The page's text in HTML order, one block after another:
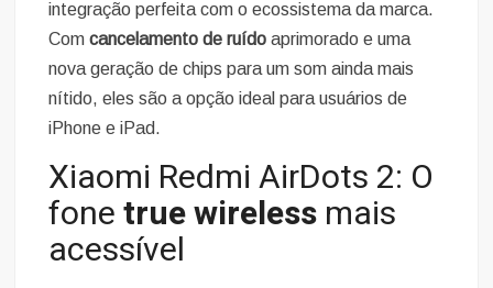
integração perfeita com o ecossistema da marca.
Comcancelamento de ruído aprimorado e uma
nova geração de chips para um som ainda mais
nítido, eles são a opção ideal para usuários de
iPhone e iPad.
Xiaomi Redmi AirDots 2: O
fonetrue wireless mais
acessível